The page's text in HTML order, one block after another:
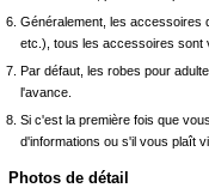
Généralement, les accessoires
etc.), tous les accessoires sont
Par défaut, les robes pour
l'avance.
Si c'est la première fois que
d'informations ou s'il vous plaît
Photos de détail